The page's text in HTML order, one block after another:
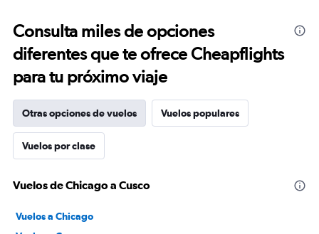
Consulta miles de opciones
diferentes que te ofrece Cheapflights
para tu próximo viaje
Otras opciones de vuelos Vuelos populares
Vuelos por clase
Vuelos de Chicago a Cusco
Vuelos a Chicago